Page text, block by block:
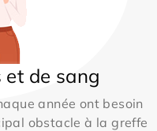
de sang
année ont besoin
obstacle à la greffe